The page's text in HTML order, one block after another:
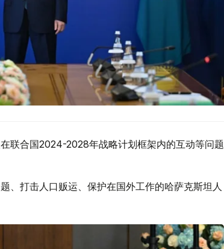
联合国2024-2028年战略计划框架内的互动等问题
、打击人口贩运、保护在国外工作的哈萨克斯坦人